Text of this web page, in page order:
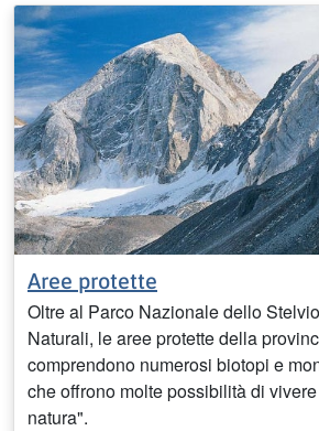
Aree protette
Oltre al Parco Nazionale dello
Naturali, le aree protette della
comprendono numerosi biotopi e
che offrono molte possibilità di
natura".